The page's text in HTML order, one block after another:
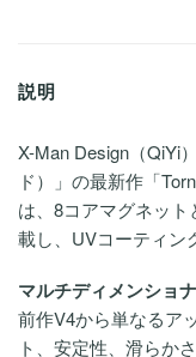
説明
X-Man Design（QiYi
ド）」の最新作「
は、8コアマグネッ
載し、UVコーティン
マルチディメンショ
前作V4から単なるア
ト、安定性、滑らか